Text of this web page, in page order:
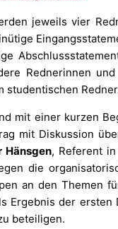
jeweils vier
Rednerinnen
studentischen
mit einer kurzen
mit Diskussion
Hänsgen, Referent
die
an den Themen
Ergebnis der
beteiligen.